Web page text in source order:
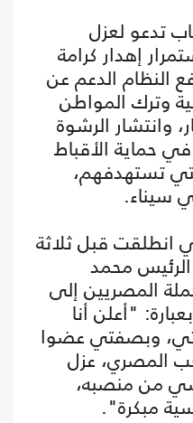
تدعو لعزل
إهدار كرامة
النظام الدعم عن
وترك المواطن
وانتشار الرشوة
حماية الأقباط
تستهدفهم،
سيناء.
انطلقت قبل ثلاثة
محمد
المصريين إلى
"أعلن أنا
وبصفتي عضوا
المصري، عزل
من منصبه،
مبكرة".